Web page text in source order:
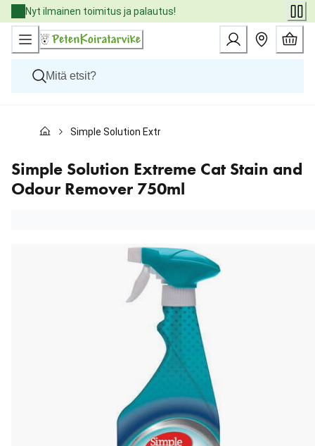
Skip
to
Content
Nyt ilmainen toimitus ja palautus!
Kissat
Eläinlääkäriruoat
Tuotemerkit
Uutuudet
Simple Solution Extreme Cat Stain and Odour
Simple Solution Extreme Cat Stain and
Odour Remover 750ml